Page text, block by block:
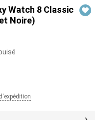
Watch 8 Classic
Noire)